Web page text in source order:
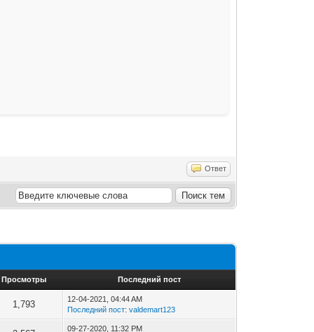
Ответ
Просмотры Последний пост
1,793
12-04-2021, 04:44 AM
Последний пост:valdemart123
09-27-2020, 11:32 PM